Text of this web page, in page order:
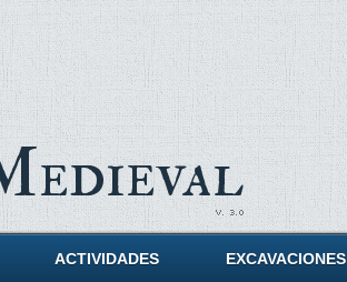
ACTIVIDADES EXCAVACIONES